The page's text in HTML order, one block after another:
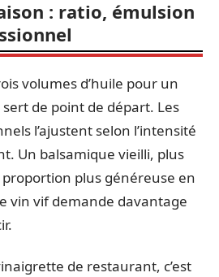
: ratio, émulsion
volumes d’huile pour un
de point de départ. Les
l’ajustent selon l’intensité
Un balsamique vieilli, plus
plus généreuse en
vin vif demande davantage
de restaurant, c’est